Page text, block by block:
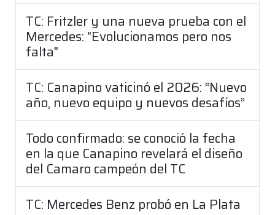
TC: Fritzler y una nueva prueba con el
Mercedes: "Evolucionamos pero nos
falta"
TC: Canapino vaticinó el 2026: “Nuevo
año, nuevo equipo y nuevos desafíos”
Todo confirmado: se conoció la fecha
en la que Canapino revelará el diseño
del Camaro campeón del TC
TC: Mercedes Benz probó en La Plata